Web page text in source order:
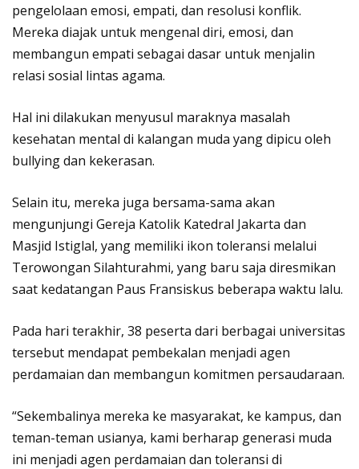
pengelolaan emosi, empati, dan resolusi konflik.
Mereka diajak untuk mengenal diri, emosi, dan
membangun empati sebagai dasar untuk menjalin
relasi sosial lintas agama.
Hal ini dilakukan menyusul maraknya masalah
kesehatan mental di kalangan muda yang dipicu oleh
bullying dan kekerasan.
Selain itu, mereka juga bersama-sama akan
mengunjungi Gereja Katolik Katedral Jakarta dan
Masjid Istiglal, yang memiliki ikon toleransi melalui
Terowongan Silahturahmi, yang baru saja diresmikan
saat kedatangan Paus Fransiskus beberapa waktu lalu.
Pada hari terakhir, 38 peserta dari berbagai universitas
tersebut mendapat pembekalan menjadi agen
perdamaian dan membangun komitmen persaudaraan.
“Sekembalinya mereka ke masyarakat, ke kampus, dan
teman-teman usianya, kami berharap generasi muda
ini menjadi agen perdamaian dan toleransi di